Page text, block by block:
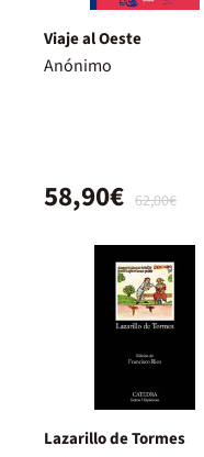
Viaje al Oeste
Anónimo
62,00€
58,90€
Lazarillo de Tormes